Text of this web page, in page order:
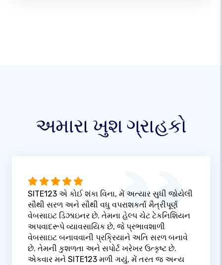
અમારા ખુશ ગ્રાહકો
SITE123 એ કોઈ શંકા વિના, મેં અત્યાર સુધી જોયેલી
સૌથી સરળ અને સૌથી વધુ વપરાશકર્તા મૈત્રીપૂર્ણ
વેબસાઇટ ડિઝાઇનર છે. તેમના હેલ્પ ચેટ ટેકનિશિયન
અપવાદરૂપે વ્યાવસાયિક છે, જે પ્રભાવશાળી
વેબસાઇટ બનાવવાની પ્રક્રિયાને અતિ સરળ બનાવે
છે. તેમની કુશળતા અને સપોર્ટ ખરેખર ઉત્કૃષ્ટ છે.
એકવાર મને SITE123 મળી ગયું, મેં તરત જ અન્ય